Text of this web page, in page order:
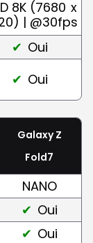
8K (7680 x
| @30fps
Oui
Oui
Galaxy Z
Fold7
NANO
Oui
Oui